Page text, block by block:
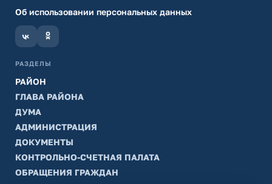
Об использовании персональных данных
РАЗДЕЛЫ
РАЙОН
ГЛАВА РАЙОНА
ДУМА
АДМИНИСТРАЦИЯ
ДОКУМЕНТЫ
КОНТРОЛЬНО-СЧЕТНАЯ ПАЛАТА
ОБРАЩЕНИЯ ГРАЖДАН